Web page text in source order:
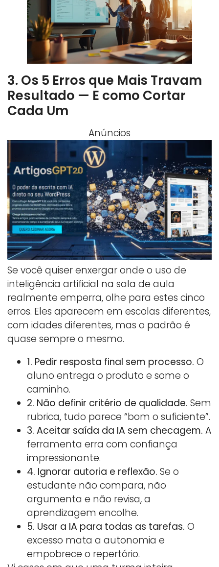
3. Os 5 Erros que Mais Travam
Resultado — E como Cortar
Cada Um
Anúncios
Se você quiser enxergar onde o uso de
inteligência artificial na sala de aula
realmente emperra, olhe para estes cinco
erros. Eles aparecem em escolas diferentes,
com idades diferentes, mas o padrão é
quase sempre o mesmo.
1. Pedir resposta final sem processo. O
aluno entrega o produto e some o
caminho.
2. Não definir critério de qualidade. Sem
rubrica, tudo parece “bom o suficiente”.
3. Aceitar saída da IA sem checagem. A
ferramenta erra com confiança
impressionante.
4. Ignorar autoria e reflexão. Se o
estudante não compara, não
argumenta e não revisa, a
aprendizagem encolhe.
5. Usar a IA para todas as tarefas. O
excesso mata a autonomia e
empobrece o repertório.